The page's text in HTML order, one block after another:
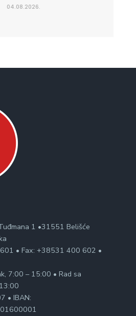
04.08.2026.
1 •31551 Belišće
• Fax: +38531 400 602 •
7:00 – 15:00 • Rad sa
• IBAN: